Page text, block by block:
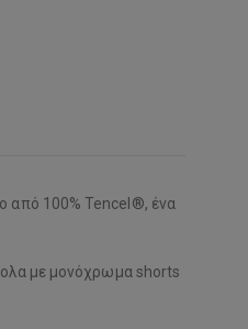
από 100% Tencel®, ένα
με μονόχρωμα shorts